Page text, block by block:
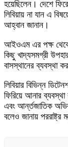
হয়েছিলেন। দেশে
লিবিয়ায় না যান এ
আহ্বান জানান।
আইওএম এর পক্ষ থেকে
কিছু খাদ্যসমগ্রী
বাসস্থানের ব্যবস্থা
লিবিয়ার বিভিন্ন
ফিরিয়ে আনার ব্যবস্থা
এবং আর্ন্তজাতিক
বলেও জানায় পররাষ্ট্র